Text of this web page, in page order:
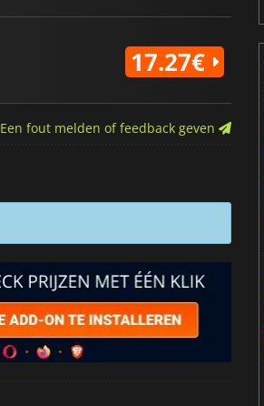
17.27€
Een fout melden of feedback geven